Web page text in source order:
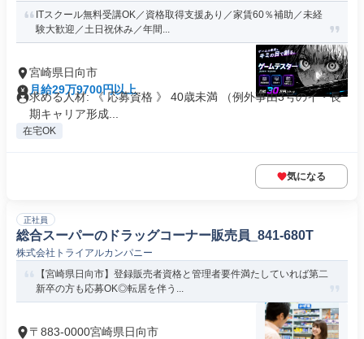
ITスクール無料受講OK／資格取得支援あり／家賃60％補助／未経
験大歓迎／土日祝休み／年間...
宮崎県日向市
月給29万9700円以上
求める人材: 《 応募資格 》 40歳未満 （例外事由3号のイ・長
期キャリア形成...
在宅OK
気になる
正社員
総合スーパーのドラッグコーナー販売員_841-680T
株式会社トライアルカンパニー
【宮崎県日向市】登録販売者資格と管理者要件満たしていれば第二
新卒の方も応募OK◎転居を伴う...
〒883-0000宮崎県日向市